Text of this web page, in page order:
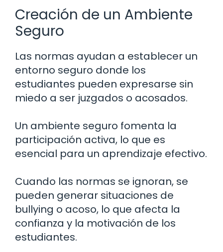
Creación de un Ambiente
Seguro
Las normas ayudan a establecer un
entorno seguro donde los
estudiantes pueden expresarse sin
miedo a ser juzgados o acosados.
Un ambiente seguro fomenta la
participación activa, lo que es
esencial para un aprendizaje efectivo.
Cuando las normas se ignoran, se
pueden generar situaciones de
bullying o acoso, lo que afecta la
confianza y la motivación de los
estudiantes.